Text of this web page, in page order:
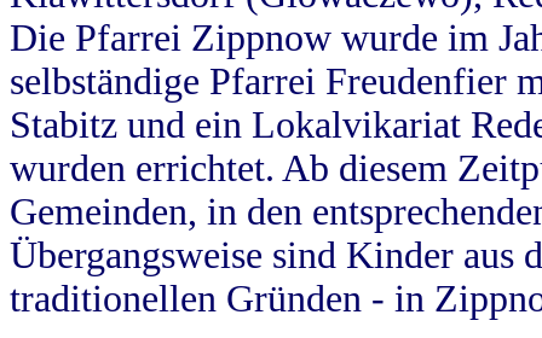
Die Pfarrei Zippnow wurde im
selbständige Pfarrei Freudenfier
Stabitz und ein Lokalvikariat
wurden errichtet. Ab diesem
Gemeinden, in den
Übergangsweise sind Kinder aus
traditionellen Gründen - in